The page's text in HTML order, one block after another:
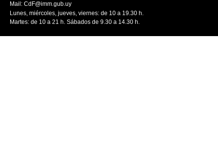
Mail: CdF@imm.gub.uy
Lunes, miércoles, jueves, viernes: de 10 a 19.30 h.
Martes: de 10 a 21 h. Sábados de 9.30 a 14.30 h.